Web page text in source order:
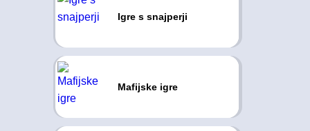
Igre s snajperji
Mafijske igre